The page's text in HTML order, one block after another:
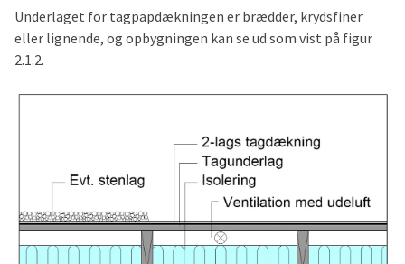
Underlaget for tagpapdækningen er brædder, krydsfiner
eller lignende, og opbygningen kan se ud som vist på figur
2.1.2.